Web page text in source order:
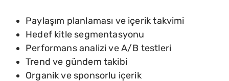
Paylaşım planlaması ve içerik takvimi
Hedef kitle segmentasyonu
Performans analizi ve A/B testleri
Trend ve gündem takibi
Organik ve sponsorlu içerik